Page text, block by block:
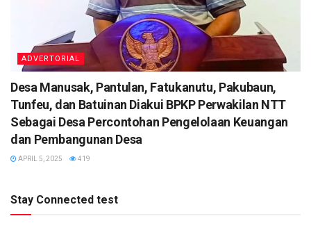
ADVERTORIAL
Desa Manusak, Pantulan, Fatukanutu, Pakubaun,
Tunfeu, dan Batuinan Diakui BPKP Perwakilan NTT
Sebagai Desa Percontohan Pengelolaan Keuangan
dan Pembangunan Desa
APRIL 5, 2025 419
Stay Connected test